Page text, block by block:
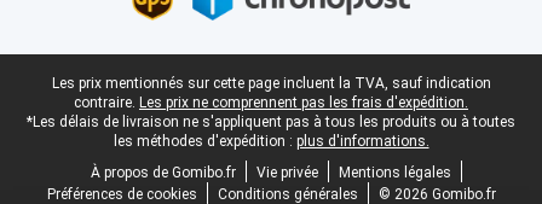
Pied-de-page légal
Les prix mentionnés sur cette page incluent la TVA, sauf indication
contraire. Les prix ne comprennent pas les frais d'expédition.
*Les délais de livraison ne s'appliquent pas à tous les produits ou à toutes
les méthodes d'expédition : plus d'informations.
À propos de Gomibo.fr
Vie privée
Mentions légales
Préférences de cookies
Conditions générales © 2026 Gomibo.fr